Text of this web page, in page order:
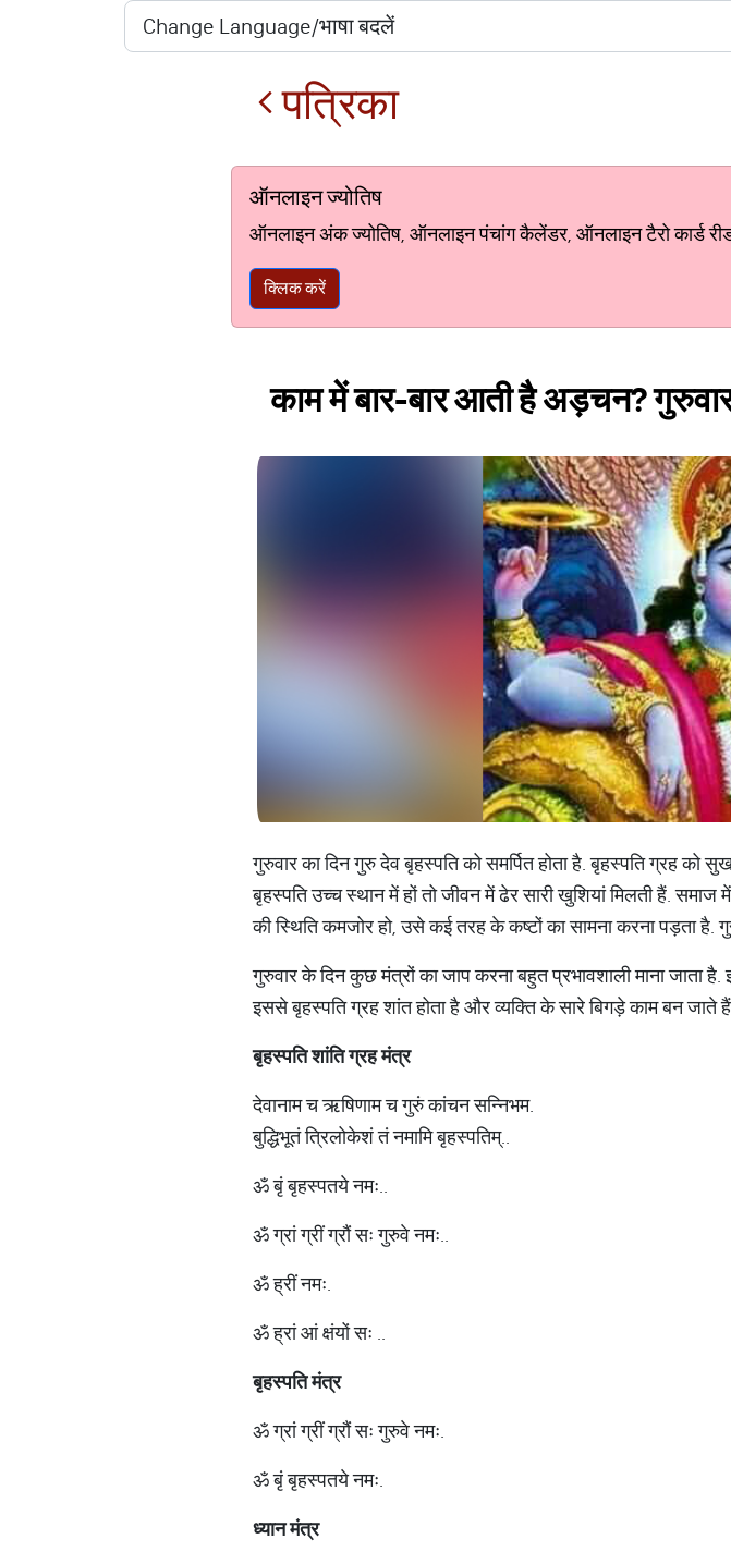
पत्रिका
ऑनलाइन ज्योतिष
ऑनलाइन अंक ज्योतिष, ऑनलाइन पंचांग कैलेंडर, ऑनलाइन टैरो कार्ड
क्लिक करें
काम में बार-बार आती है अड़चन?
गुरुवार का दिन गुरु देव बृहस्पति को समर्पित होता है. बृहस्पति ग्रह
बृहस्पति उच्च स्थान में हों तो जीवन में ढेर सारी खुशियां मिलती हैं.
की स्थिति कमजोर हो, उसे कई तरह के कष्टों का सामना करना पड़ता है.
गुरुवार के दिन कुछ मंत्रों का जाप करना बहुत प्रभावशाली माना
इससे बृहस्पति ग्रह शांत होता है और व्यक्ति के सारे बिगड़े काम बन जाते
बृहस्पति शांति ग्रह मंत्र
देवानाम च ऋषिणाम च गुरुं कांचन सन्निभम.
बुद्धिभूतं त्रिलोकेशं तं नमामि बृहस्पतिम्..
ॐ बृं बृहस्पतये नमः..
ॐ ग्रां ग्रीं ग्रौं सः गुरुवे नमः..
ॐ ह्रीं नमः.
ॐ ह्रां आं क्षंयों सः ..
बृहस्पति मंत्र
ॐ ग्रां ग्रीं ग्रौं सः गुरुवे नमः.
ॐ बृं बृहस्पतये नमः.
ध्यान मंत्र